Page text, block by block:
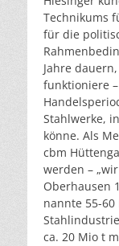
Technikums
für die
Jahre
funktioniere
Stahlwerke,
könne. Als
cbm
werden –
Oberhausen
nannte 55-
ca. 20 Mio t